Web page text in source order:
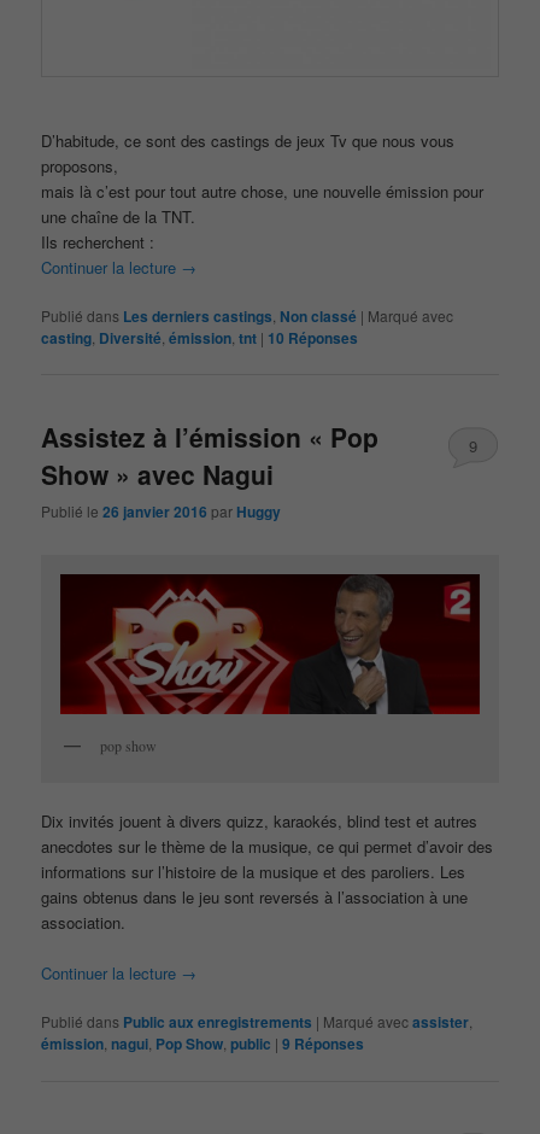
D’habitude, ce sont des castings de jeux Tv que nous vous
proposons,
mais là c’est pour tout autre chose, une nouvelle émission pour
une chaîne de la TNT.
Ils recherchent :
Continuer la lecture →
Publié dans Les derniers castings Non classé | Marqué avec
casting Diversité ,émission ,tnt | 10 Réponses
Assistez à l’émission « Pop
Show » avec Nagui
Publié le26 janvier 2016 par Huggy
9
pop show
Dix invités jouent à divers quizz, karaokés, blind test et autres
anecdotes sur le thème de la musique, ce qui permet d’avoir des
informations sur l’histoire de la musique et des paroliers. Les
gains obtenus dans le jeu sont reversés à l’association à une
association.
Continuer la lecture →
Publié dans Public aux enregistrements | Marqué avecassister,
émission, nagui, Pop Show,public |9 Réponses